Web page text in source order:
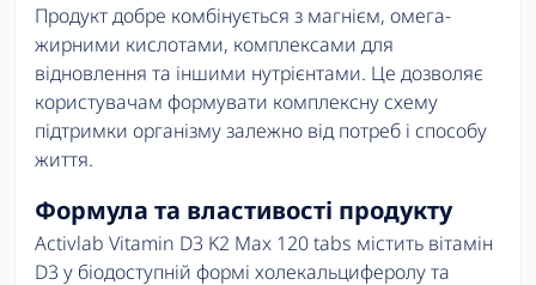
Продукт добре комбінується з магнієм, омега-
жирними кислотами, комплексами для
відновлення та іншими нутрієнтами. Це дозволяє
користувачам формувати комплексну схему
підтримки організму залежно від потреб і способу
життя.
Формула та властивості продукту
Activlab Vitamin D3 K2 Max 120 tabs містить вітамін
D3 у біодоступній формі холекальциферолу та